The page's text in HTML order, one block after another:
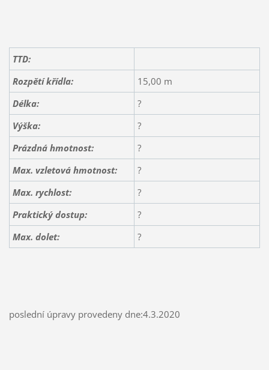
TTD:
Rozpětí křídla:
15,00 m
Délka:
?
Výška:
?
Prázdná hmotnost:
?
Max. vzletová hmotnost:
?
Max. rychlost:
?
Praktický dostup:
?
Max. dolet:
?
poslední úpravy provedeny dne:4.3.2020